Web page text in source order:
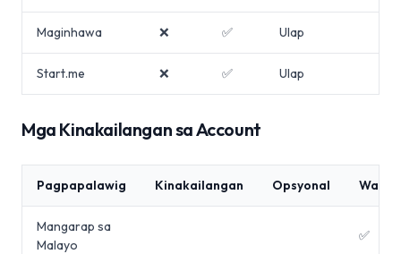
Maginhawa ❌ ✅ Ulap
Start.me ❌ ✅ Ulap
Mga Kinakailangan sa Account
Pagpapalawig Kinakailangan Opsyonal Wala
Mangarap sa
Malayo
✅